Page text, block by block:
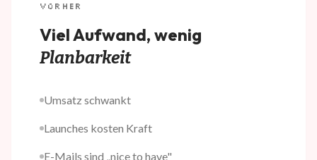
VORHER
Viel Aufwand, wenig
Planbarkeit
Umsatz schwankt
Launches kosten Kraft
E-Mails sind „nice to have"